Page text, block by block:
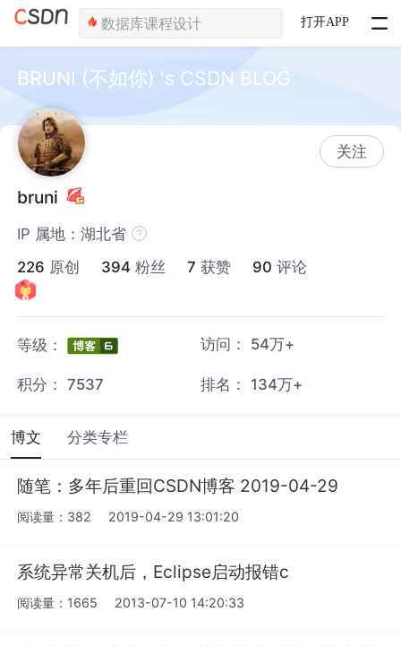
打开APP
BRUNI (不如你) 's CSDN BLOG
关注
bruni
IP 属地：湖北省
226 原创 394 粉丝 7 获赞 90 评论
等级： 访问： 54万+
积分： 7537 排名： 134万+
博文 分类专栏
随笔：多年后重回CSDN博客 2019-04-29
阅读量：382 2019-04-29 13:01:20
系统异常关机后，Eclipse启动报错c
阅读量：1665 2013-07-10 14:20:33